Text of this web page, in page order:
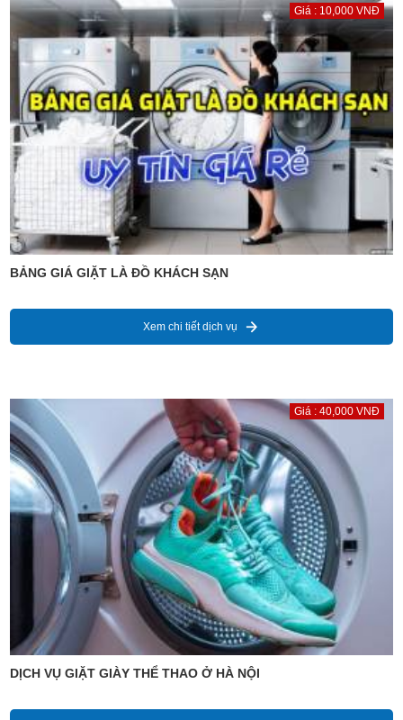
Giá : 10,000 VNĐ
BẢNG GIÁ GIẶT LÀ ĐỒ KHÁCH SẠN
Xem chi tiết dịch vụ
Giá : 40,000 VNĐ
DỊCH VỤ GIẶT GIÀY THỂ THAO Ở HÀ NỘI